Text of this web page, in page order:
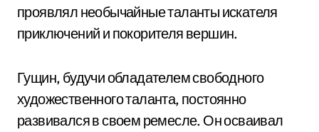
проявлял необычайные таланты искателя
приключений и покорителя вершин.
Гущин, будучи обладателем свободного
художественного таланта, постоянно
развивался в своем ремесле. Он осваивал